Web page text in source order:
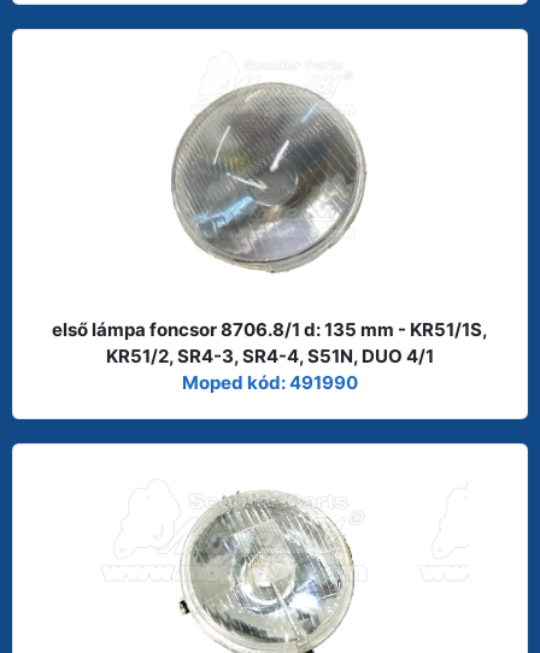
első lámpa foncsor 8706.8/1 d: 135 mm - KR51/1S,
KR51/2, SR4-3, SR4-4, S51N, DUO 4/1
Moped kód: 491990